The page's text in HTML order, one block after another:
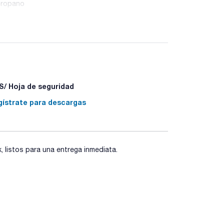
Hoja de seguridad
para descargas
para una entrega inmediata.